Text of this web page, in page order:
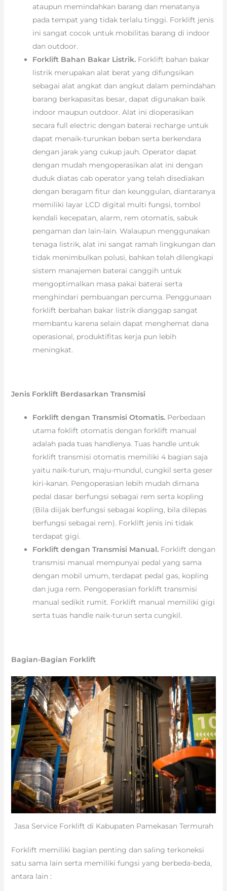
ataupun memindahkan barang dan menatanya
pada tempat yang tidak terlalu tinggi. Forklift jenis
ini sangat cocok untuk mobilitas barang di indoor
dan outdoor.
Forklift Bahan Bakar Listrik. Forklift bahan bakar
listrik merupakan alat berat yang difungsikan
sebagai alat angkat dan angkut dalam pemindahan
barang berkapasitas besar, dapat digunakan baik
indoor maupun outdoor. Alat ini dioperasikan
secara full electric dengan baterai recharge untuk
dapat menaik-turunkan beban serta berkendara
dengan jarak yang cukup jauh. Operator dapat
dengan mudah mengoperasikan alat ini dengan
duduk diatas cab operator yang telah disediakan
dengan beragam fitur dan keunggulan, diantaranya
memiliki layar LCD digital multi fungsi, tombol
kendali kecepatan, alarm, rem otomatis, sabuk
pengaman dan lain-lain. Walaupun menggunakan
tenaga listrik, alat ini sangat ramah lingkungan dan
tidak menimbulkan polusi, bahkan telah dilengkapi
sistem manajemen baterai canggih untuk
mengoptimalkan masa pakai baterai serta
menghindari pembuangan percuma. Penggunaan
forklift berbahan bakar listrik dianggap sangat
membantu karena selain dapat menghemat dana
operasional, produktifitas kerja pun lebih
meningkat.
Jenis Forklift Berdasarkan Transmisi
Forklift dengan Transmisi Otomatis. Perbedaan
utama foklift otomatis dengan forklift manual
adalah pada tuas handlenya. Tuas handle untuk
forklift transmisi otomatis memiliki 4 bagian saja
yaitu naik-turun, maju-mundul, cungkil serta geser
kiri-kanan. Pengoperasian lebih mudah dimana
pedal dasar berfungsi sebagai rem serta kopling
(Bila diijak berfungsi sebagai kopling, bila dilepas
berfungsi sebagai rem). Forklift jenis ini tidak
terdapat gigi.
Forklift dengan Transmisi Manual.Forklift dengan
transmisi manual mempunyai pedal yang sama
dengan mobil umum, terdapat pedal gas, kopling
dan juga rem. Pengoperasian forklift transmisi
manual sedikit rumit. Forklift manual memiliki gigi
serta tuas handle naik-turun serta cungkil.
Bagian-Bagian Forklift
Jasa Service Forklift di Kabupaten Pamekasan Termurah
Forklift memiliki bagian penting dan saling terkoneksi
satu sama lain serta memiliki fungsi yang berbeda-beda,
antara lain :